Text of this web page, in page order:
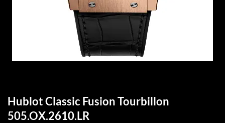
Hublot Classic Fusion Tourbillon
505.OX.2610.LR